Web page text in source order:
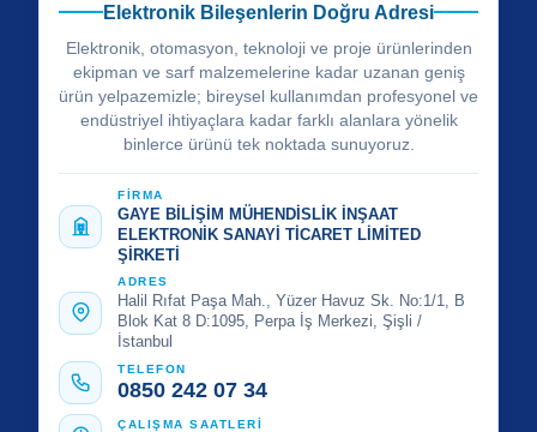
Elektronik Bileşenlerin Doğru Adresi
Elektronik, otomasyon, teknoloji ve proje ürünlerinden
ekipman ve sarf malzemelerine kadar uzanan geniş
ürün yelpazemizle; bireysel kullanımdan profesyonel ve
endüstriyel ihtiyaçlara kadar farklı alanlara yönelik
binlerce ürünü tek noktada sunuyoruz.
FİRMA
GAYE BİLİŞİM MÜHENDİSLİK İNŞAAT
ELEKTRONİK SANAYİ TİCARET LİMİTED
ŞİRKETİ
ADRES
Halil Rıfat Paşa Mah., Yüzer Havuz Sk. No:1/1, B
Blok Kat 8 D:1095, Perpa İş Merkezi, Şişli /
İstanbul
TELEFON
0850 242 07 34
ÇALIŞMA SAATLERİ